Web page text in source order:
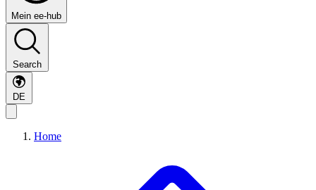
Mein ee-hub
Search
DE
Home